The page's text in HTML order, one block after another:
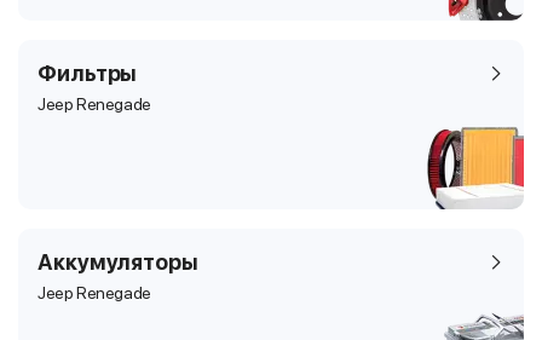
Фильтры
Jeep Renegade
Аккумуляторы
Jeep Renegade